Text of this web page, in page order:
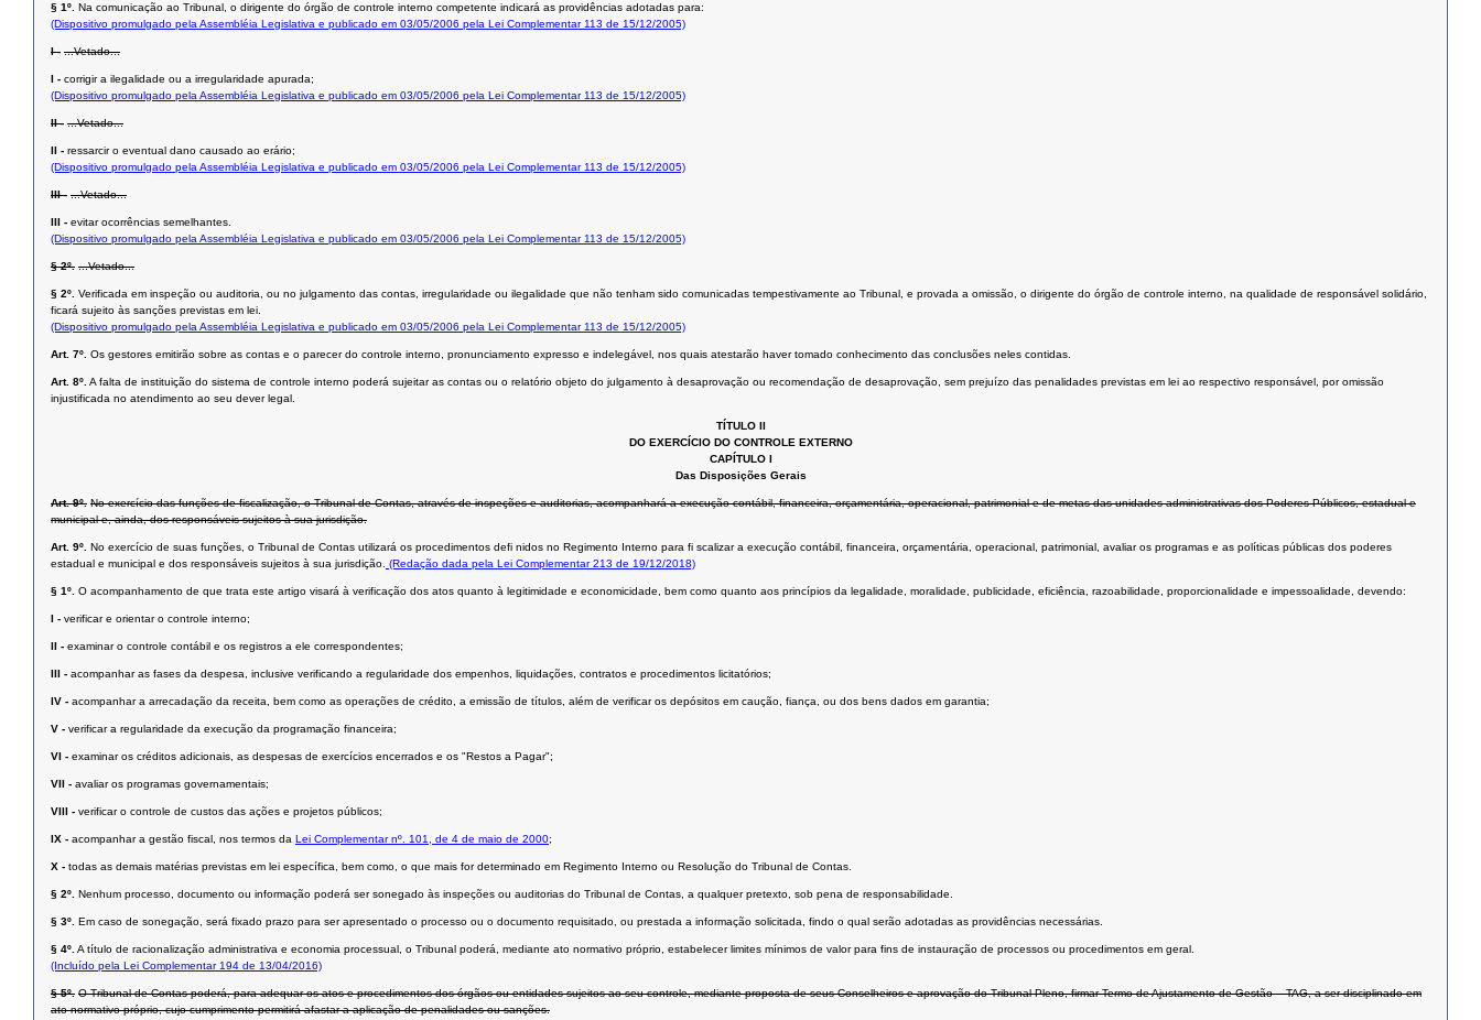
§ 1º. Na comunicação ao Tribunal, o dirigente do órgão de controle interno competente indicará as providências adotadas para:
(Dispositivo promulgado pela Assembléia Legislativa e publicado em 03/05/2006 pela Lei Complementar 113 de 15/12/2005)
I - ...Vetado...
I - corrigir a ilegalidade ou a irregularidade apurada;
(Dispositivo promulgado pela Assembléia Legislativa e publicado em 03/05/2006 pela Lei Complementar 113 de 15/12/2005)
II - ...Vetado...
II - ressarcir o eventual dano causado ao erário;
(Dispositivo promulgado pela Assembléia Legislativa e publicado em 03/05/2006 pela Lei Complementar 113 de 15/12/2005)
III - ...Vetado...
III - evitar ocorrências semelhantes.
(Dispositivo promulgado pela Assembléia Legislativa e publicado em 03/05/2006 pela Lei Complementar 113 de 15/12/2005)
§ 2º. ...Vetado...
§ 2º. Verificada em inspeção ou auditoria, ou no julgamento das contas, irregularidade ou ilegalidade que não tenham sido comunicadas tempestivamente ao Tribunal, e provada a omissão, o dirigente do órgão de controle interno, na qualidade de responsável solidário,
ficará sujeito às sanções previstas em lei.
(Dispositivo promulgado pela Assembléia Legislativa e publicado em 03/05/2006 pela Lei Complementar 113 de 15/12/2005)
Art. 7º. Os gestores emitirão sobre as contas e o parecer do controle interno, pronunciamento expresso e indelegável, nos quais atestarão haver tomado conhecimento das conclusões neles contidas.
Art. 8º.A falta de instituição do sistema de controle interno poderá sujeitar as contas ou o relatório objeto do julgamento à desaprovação ou recomendação de desaprovação, sem prejuízo das penalidades previstas em lei ao respectivo responsável, por omissão
injustificada no atendimento ao seu dever legal.
TÍTULO II
DO EXERCÍCIO DO CONTROLE EXTERNO
CAPÍTULO I
Das Disposições Gerais
Art. 9º. No exercício das funções de fiscalização, o Tribunal de Contas, através de inspeções e auditorias, acompanhará a execução contábil, financeira, orçamentária, operacional, patrimonial e de metas das unidades administrativas dos Poderes Públicos, estadual e
municipal e, ainda, dos responsáveis sujeitos à sua jurisdição.
Art. 9º. No exercício de suas funções, o Tribunal de Contas utilizará os procedimentos defi nidos no Regimento Interno para fi scalizar a execução contábil, financeira, orçamentária, operacional, patrimonial, avaliar os programas e as políticas públicas dos poderes
estadual e municipal e dos responsáveis sujeitos à sua jurisdição. (Redação dada pela Lei Complementar 213 de 19/12/2018)
§ 1º. O acompanhamento de que trata este artigo visará à verificação dos atos quanto à legitimidade e economicidade, bem como quanto aos princípios da legalidade, moralidade, publicidade, eficiência, razoabilidade, proporcionalidade e impessoalidade, devendo:
I - verificar e orientar o controle interno;
II - examinar o controle contábil e os registros a ele correspondentes;
III - acompanhar as fases da despesa, inclusive verificando a regularidade dos empenhos, liquidações, contratos e procedimentos licitatórios;
IV - acompanhar a arrecadação da receita, bem como as operações de crédito, a emissão de títulos, além de verificar os depósitos em caução, fiança, ou dos bens dados em garantia;
V - verificar a regularidade da execução da programação financeira;
VI - examinar os créditos adicionais, as despesas de exercícios encerrados e os "Restos a Pagar";
VII - avaliar os programas governamentais;
VIII - verificar o controle de custos das ações e projetos públicos;
IX - acompanhar a gestão fiscal, nos termos da Lei Complementar nº. 101, de 4 de maio de 2000;
X - todas as demais matérias previstas em lei específica, bem como, o que mais for determinado em Regimento Interno ou Resolução do Tribunal de Contas.
§ 2º. Nenhum processo, documento ou informação poderá ser sonegado às inspeções ou auditorias do Tribunal de Contas, a qualquer pretexto, sob pena de responsabilidade.
§ 3º. Em caso de sonegação, será fixado prazo para ser apresentado o processo ou o documento requisitado, ou prestada a informação solicitada, findo o qual serão adotadas as providências necessárias.
§ 4º.A título de racionalização administrativa e economia processual, o Tribunal poderá, mediante ato normativo próprio, estabelecer limites mínimos de valor para fins de instauração de processos ou procedimentos em geral.
(Incluído pela Lei Complementar 194 de 13/04/2016)
§ 5º. O Tribunal de Contas poderá, para adequar os atos e procedimentos dos órgãos ou entidades sujeitos ao seu controle, mediante proposta de seus Conselheiros e aprovação do Tribunal Pleno, firmar Termo de Ajustamento de Gestão – TAG, a ser disciplinado em
ato normativo próprio, cujo cumprimento permitirá afastar a aplicação de penalidades ou sanções.